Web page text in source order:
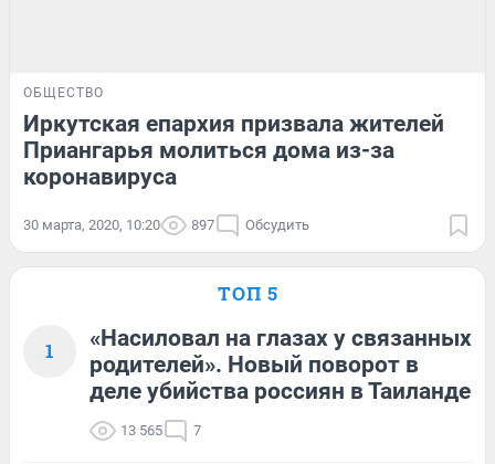
ОБЩЕСТВО
Иркутская епархия призвала жителей
Приангарья молиться дома из-за
коронавируса
30 марта, 2020, 10:20 897 Обсудить
ТОП 5
1
«Насиловал на глазах у связанных
родителей». Новый поворот в
деле убийства россиян в Таиланде
13 565 7